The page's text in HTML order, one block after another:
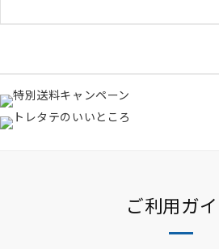
その他メーカー
ご利用ガ